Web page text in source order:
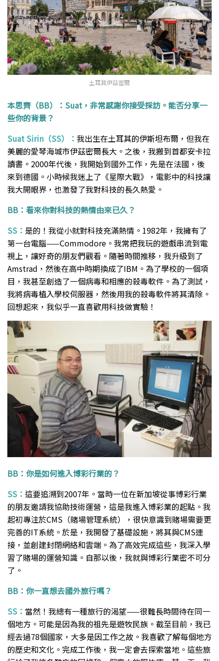
土耳其伊茲密爾
本思齊（BB）：Suat，非常感謝你接受採訪。能否分享一
些你的背景？
Suat Sirin（SS）： 我出生在土耳其的伊斯坦布爾，但我在
美麗的愛琴海城市伊茲密爾長大。之後，我搬到首都安卡拉
讀書。2000年代後，我開始到國外工作，先是在法國，後
來到德國。小時候我迷上了《星際大戰》，電影中的科技讓
我大開眼界，也激發了我對科技的長久熱愛。
BB：看來你對科技的熱情由來已久？
SS： 是的！我從小就對科技充滿熱情。1982年，我擁有了
第一台電腦——Commodore。我常把我玩的遊戲串流到電
視上，讓好奇的朋友們觀看。隨著時間推移，我升級到了
Amstrad，然後在高中時期換成了IBM。為了學校的一個項
目，我甚至創造了一個病毒和相應的殺毒軟件。為了測試，
我將病毒植入學校伺服器，然後用我的殺毒軟件將其清除。
回想起來，我似乎一直喜歡用科技做實驗！
BB：你是如何進入博彩行業的？
SS： 這要追溯到2007年。當時一位在新加坡從事博彩行業
的朋友邀請我協助技術運營，這是我進入博彩業的起點。我
起初專注於CMS（賭場管理系統），很快意識到賭場需要更
完善的IT系統。於是，我開發了基礎設施，將其與CMS連
接，並創建封閉網絡和雲端。為了高效完成這些，我深入學
習了賭場的運營知識。自那以後，我就與博彩行業密不可分
了。
BB：你一直想去國外旅行嗎？
SS： 當然！我總有一種旅行的渴望——很難長時間待在同一
個地方。可能是因為我的祖先是遊牧民族。截至目前，我已
經去過78個國家，大多是因工作之故。我喜歡了解每個地方
的歷史和文化。完成工作後，我一定會去探索當地。這些旅